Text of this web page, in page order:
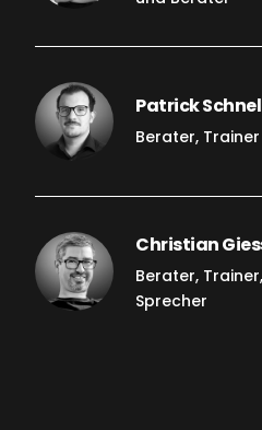
Patrick
Berater,
Christian
Berater,
Sprecher